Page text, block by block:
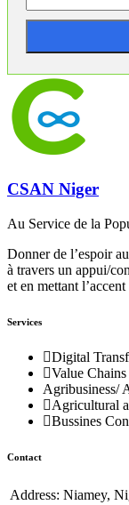
CSAN Niger
Au Service de la
Donner de l’espoir
à travers un appui/
et en mettant
Services
Digital
Value
Agribusiness/
Agricultural
Bussines
Contact
Address: Niamey,